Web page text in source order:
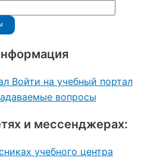
Войти на учебный портал
вопросы
и мессенджерах: